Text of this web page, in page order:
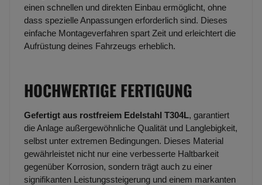
einen schnellen und direkten Einbau ermöglicht, ohne
dass spezielle Anpassungen erforderlich sind. Dieses
einfache Montageverfahren spart Zeit und erleichtert die
Aufrüstung deines Fahrzeugs erheblich.
HOCHWERTIGE FERTIGUNG
Gefertigt aus rostfreiem Edelstahl T304L, garantiert
die Anlage außergewöhnliche Qualität und Langlebigkeit,
selbst unter extremen Bedingungen. Dieses Material
gewährleistet nicht nur eine verbesserte Haltbarkeit
gegenüber Korrosion, sondern trägt auch zu einer
signifikanten Leistungssteigerung und einem markanten